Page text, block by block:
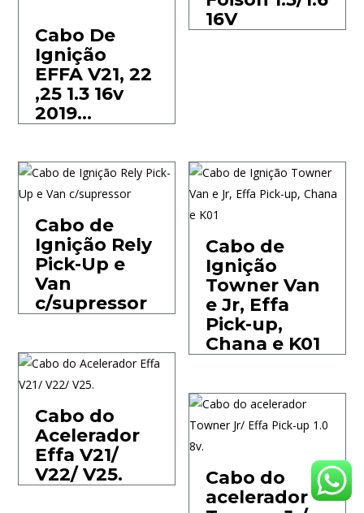
Cabo De
Ignição
EFFA V21, 22
,25 1.3 16v
2019…
16V
Cabo de
Ignição Rely
Pick-Up e
Van
c/supressor
Cabo de
Ignição
Towner Van
e Jr, Effa
Pick-up,
Chana e K01
Cabo do
Acelerador
Effa V21/
V22/ V25.
Cabo do
acelerador